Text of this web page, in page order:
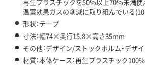
温室効果ガスの削減に取り組んでいる
形状：テープ
寸法：幅74×奥行15.8×高さ35mm
その他：デザイン/ストックホルム・デザ
材質：本体ケース：再生プラスチック100%